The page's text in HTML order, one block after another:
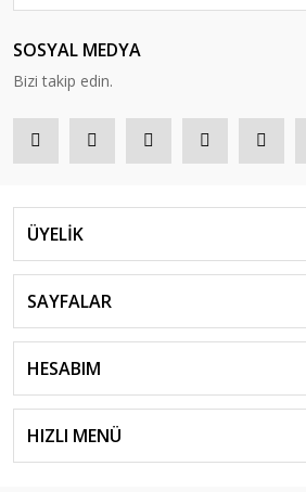
SOSYAL MEDYA
Bizi takip edin.
ÜYELİK
SAYFALAR
HESABIM
HIZLI MENÜ